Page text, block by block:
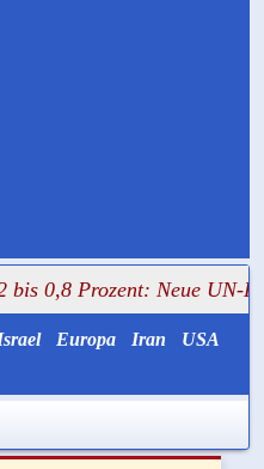
Neue UN-Daten
Europa Iran
USA